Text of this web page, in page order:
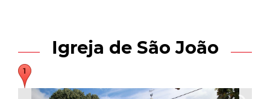
Igreja de São João